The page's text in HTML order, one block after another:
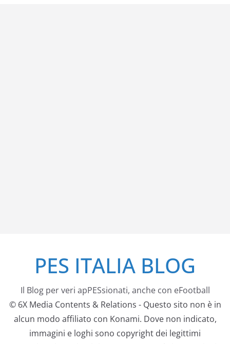
contenutoPES ITALIA BLOG
Il Blog per veri apPESsionati, anche con eFootball
© 6X Media Contents & Relations - Questo sito non è in
alcun modo affiliato con Konami. Dove non indicato,
immagini e loghi sono copyright dei legittimi